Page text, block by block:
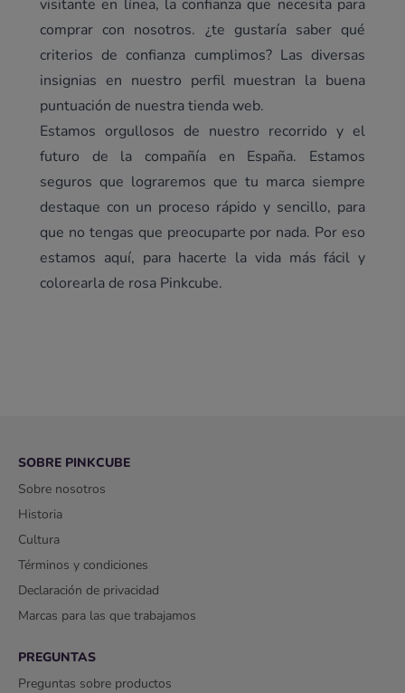
visitante en línea, la confianza que necesita para
comprar con nosotros. ¿te gustaría saber qué
criterios de confianza cumplimos? Las diversas
insignias en nuestro perfilmuestran la buena
puntuación de nuestra tienda web.
Estamos orgullosos de nuestro recorrido y el
futuro de la compañía en España. Estamos
seguros que lograremos que tu marca siempre
destaque con un proceso rápido y sencillo, para
que no tengas que preocuparte por nada. Por eso
estamos aquí, para hacerte la vida más fácil y
colorearla de rosa Pinkcube.
SOBRE PINKCUBE
Sobre nosotros
Historia
Cultura
Términos y condiciones
Declaración de privacidad
Marcas para las que trabajamos
PREGUNTAS
Preguntas sobre productos